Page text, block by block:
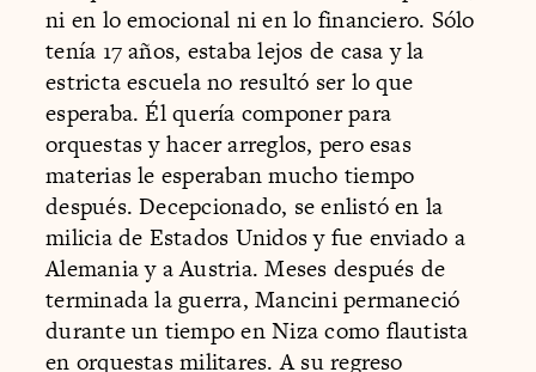
ni en lo emocional ni en lo financiero. Sólo
tenía 17 años, estaba lejos de casa y la
estricta escuela no resultó ser lo que
esperaba. Él quería componer para
orquestas y hacer arreglos, pero esas
materias le esperaban mucho tiempo
después. Decepcionado, se enlistó en la
milicia de Estados Unidos y fue enviado a
Alemania y a Austria. Meses después de
terminada la guerra, Mancini permaneció
durante un tiempo en Niza como flautista
en orquestas militares. A su regreso